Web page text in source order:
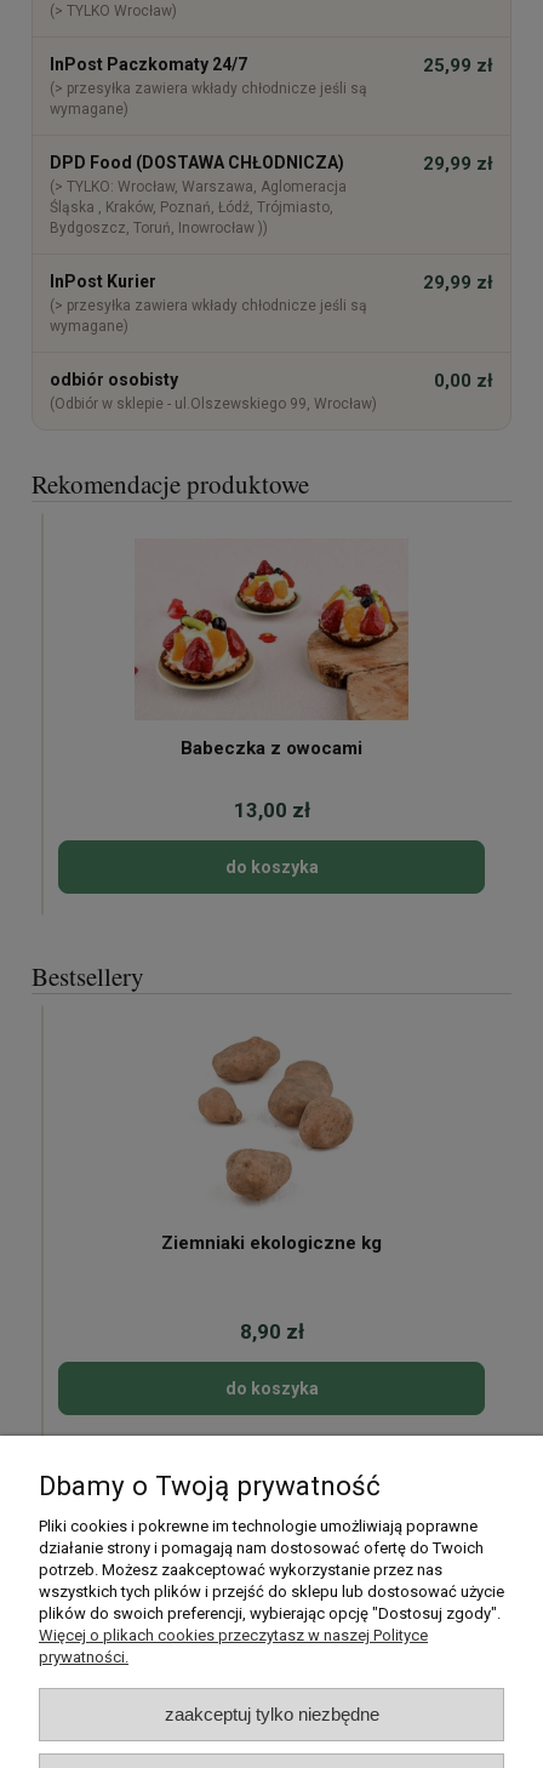
(> TYLKO Wrocław)
InPost Paczkomaty 24/7
(> przesyłka zawiera wkłady chłodnicze jeśli są
wymagane)
25,99 zł
DPD Food (DOSTAWA CHŁODNICZA)
(> TYLKO: Wrocław, Warszawa, Aglomeracja
Śląska , Kraków, Poznań, Łódź, Trójmiasto,
Bydgoszcz, Toruń, Inowrocław ))
29,99 zł
InPost Kurier
(> przesyłka zawiera wkłady chłodnicze jeśli są
wymagane)
29,99 zł
odbiór osobisty
(Odbiór w sklepie - ul.Olszewskiego 99, Wrocław)
0,00 zł
Rekomendacje produktowe
Babeczka z owocami
13,00 zł
do koszyka
Bestsellery
Ziemniaki ekologiczne kg
8,90 zł
do koszyka
Moje konto
Płatności i dostawa
Informacje
O nas
Dbamy o Twoją prywatność
Pliki cookies i pokrewne im technologie umożliwiają poprawne
działanie strony i pomagają nam dostosować ofertę do Twoich
potrzeb. Możesz zaakceptować wykorzystanie przez nas
wszystkich tych plików i przejść do sklepu lub dostosować użycie
plików do swoich preferencji, wybierając opcję "Dostosuj zgody".
Więcej o plikach cookies przeczytasz w naszej Polityce
prywatności.
zaakceptuj tylko niezbędne